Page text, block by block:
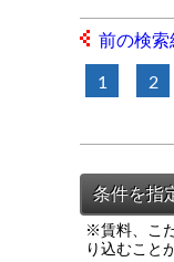
前の検索
1 2
※賃料、こ
り込むこと